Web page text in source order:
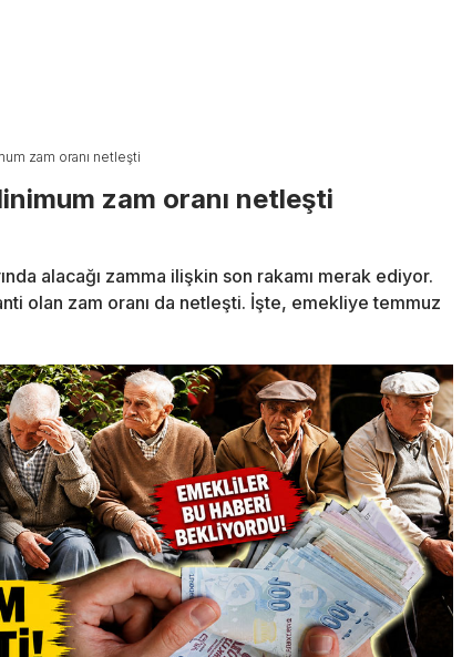
zam oranı netleşti
zam oranı netleşti
alacağı zamma ilişkin son rakamı merak ediyor.
olan zam oranı da netleşti. İşte, emekliye temmuz